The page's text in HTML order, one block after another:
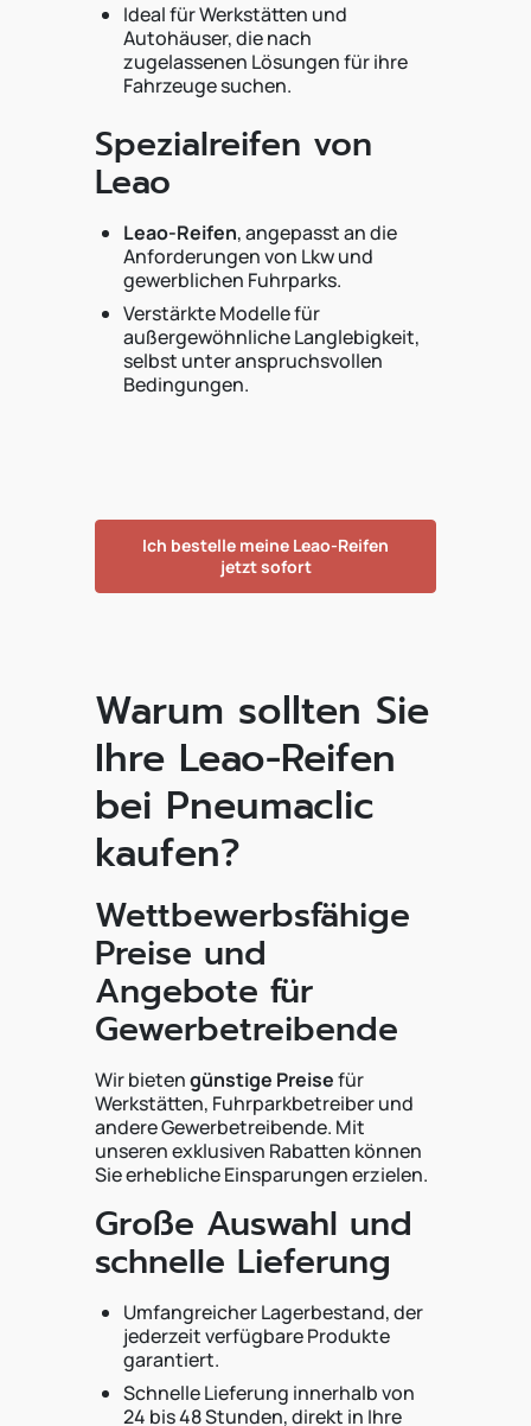
Ideal für Werkstätten und
Autohäuser, die nach
zugelassenen Lösungen für ihre
Fahrzeuge suchen.
Spezialreifen von
Leao
Leao-Reifen, angepasst an die
Anforderungen von Lkw und
gewerblichen Fuhrparks.
Verstärkte Modelle für
außergewöhnliche Langlebigkeit,
selbst unter anspruchsvollen
Bedingungen.
Ich bestelle meine Leao-Reifen
jetzt sofort
Warum sollten Sie
Ihre Leao-Reifen
bei Pneumaclic
kaufen?
Wettbewerbsfähige
Preise und
Angebote für
Gewerbetreibende
Wir bietengünstige Preisefür
Werkstätten, Fuhrparkbetreiber und
andere Gewerbetreibende. Mit
unseren exklusiven Rabatten können
Sie erhebliche Einsparungen erzielen.
Große Auswahl und
schnelle Lieferung
Umfangreicher Lagerbestand, der
jederzeit verfügbare Produkte
garantiert.
Schnelle Lieferung innerhalb von
24 bis 48 Stunden, direkt in Ihre